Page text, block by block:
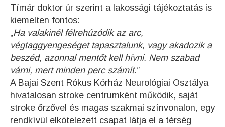
Tímár doktor úr szerint a lakossági tájékoztatás is
kiemelten fontos:
„Ha valakinél félrehúzódik az arc,
végtaggyengeséget tapasztalunk, vagy akadozik a
beszéd, azonnal mentőt kell hívni. Nem szabad
várni, mert minden perc számít.”
A Bajai Szent Rókus Kórház Neurológiai Osztálya
hivatalosan stroke centrumként működik, saját
stroke őrzővel és magas szakmai színvonalon, egy
rendkívül elkötelezett csapat látja el a térség